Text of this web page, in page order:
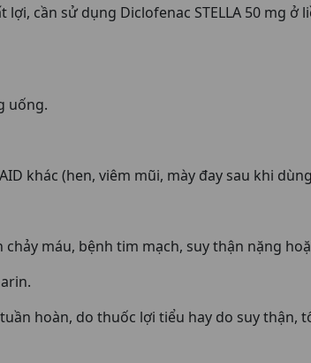
cần sử dụng Diclofenac STELLA 50 mg
uống.
khác (hen, viêm mũi, mày đay sau khi
máu, bệnh tim mạch, suy thận nặng
hoàn, do thuốc lợi tiểu hay do suy thận,